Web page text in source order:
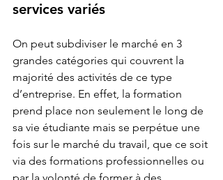
services variés
On peut subdiviser le marché en 3
grandes catégories qui couvrent la
majorité des activités de ce type
d’entreprise. En effet, la formation
prend place non seulement le long de
sa vie étudiante mais se perpétue une
fois sur le marché du travail, que ce soit
via des formations professionnelles ou